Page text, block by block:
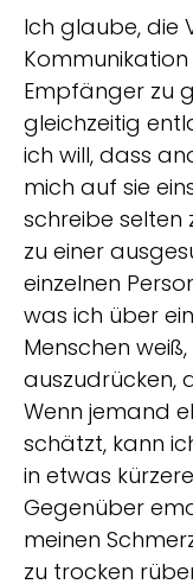
Ich glaube, die
Empfänger zu
gleichzeitig
ich will, dass
mich auf sie
schreibe selten
zu einer
einzelnen
was ich über
Menschen
auszudrücken,
Wenn jemand
schätzt, kann
in etwas
Gegenüber
meinen
zu trocken